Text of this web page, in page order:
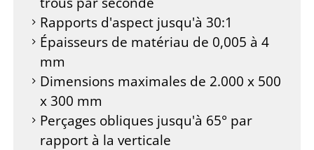
Rapports d'aspect jusqu'à 30:1
Épaisseurs de matériau de 0,005 à 4
mm
Dimensions maximales de 2.000 x 500
x 300 mm
Perçages obliques jusqu'à 65° par
rapport à la verticale